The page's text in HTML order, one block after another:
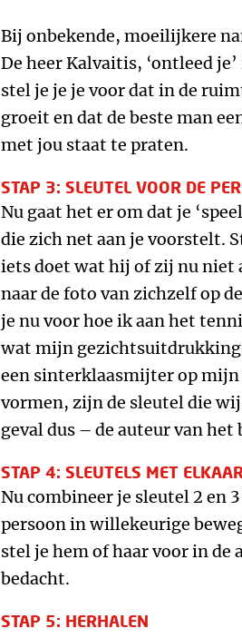
Bij onbekende, moeilijkere
De heer Kalvaitis, ‘ontleed
stel je je je voor dat in de
groeit en dat de beste man
met jou staat te praten.
STAP 3: SLEUTEL VOOR DE
Nu gaat het er om dat je
die zich net aan je voorstelt.
iets doet wat hij of zij nu niet
naar de foto van zichzelf op
je nu voor hoe ik aan het
wat mijn
een sinterklaasmijter op mijn
vormen, zijn de sleutel die
geval dus – de auteur van het
STAP 4: SLEUTELS MET
Nu combineer je sleutel 2 en
persoon in willekeurige
stel je hem of haar voor in
bedacht.
STAP 5: HERHALEN